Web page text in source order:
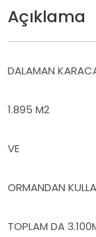
Açıklama
DALAMAN
1.895 M2
VE
ORMANDAN
TOPLAM DA